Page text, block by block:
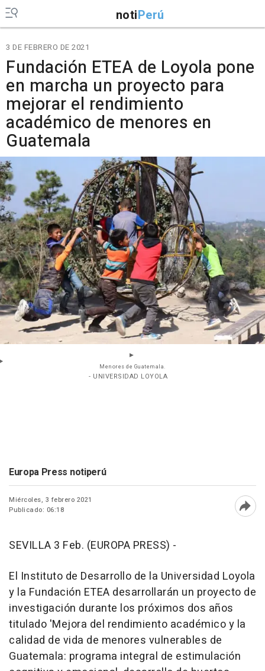
notiPerú
3 DE FEBRERO DE 2021
Fundación ETEA de Loyola pone
en marcha un proyecto para
mejorar el rendimiento
académico de menores en
Guatemala
Menores de Guatemala.
- UNIVERSIDAD LOYOLA
Europa Press notiperú
Miércoles, 3 febrero 2021
Publicado: 06:18
SEVILLA 3 Feb. (EUROPA PRESS) -
El Instituto de Desarrollo de la Universidad Loyola
y la Fundación ETEA desarrollarán un proyecto de
investigación durante los próximos dos años
titulado 'Mejora del rendimiento académico y la
calidad de vida de menores vulnerables de
Guatemala: programa integral de estimulación